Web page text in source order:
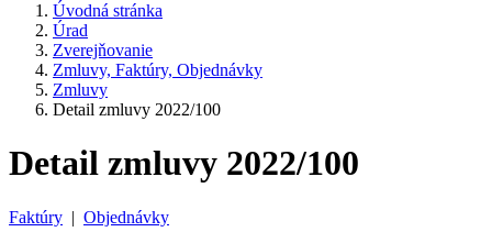
Úvodná stránka
Úrad
Zverejňovanie
Zmluvy, Faktúry, Objednávky
Zmluvy
Detail zmluvy 2022/100
Detail zmluvy 2022/100
Faktúry | Objednávky